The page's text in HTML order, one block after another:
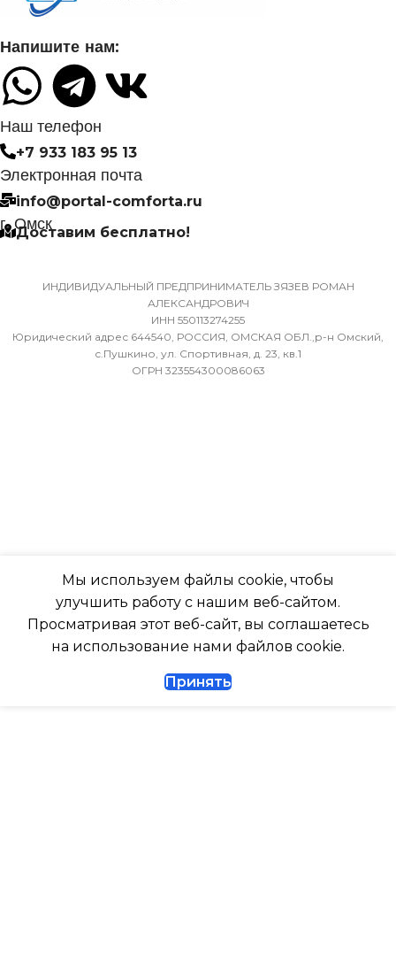
УПРАВЛЕНИЕ C МОБИЛЬНОГО
ПРИЛОЖЕНИЯ ПО WI-FI
Нет
СИСТЕМА
САМОДИАГНОСТИКИ
НЕИСПРАВНОСТИ
Да
(БРУТТО)
36
ТАЙМЕР НА ОТКЛЮЧЕНИЕ
Да
ДИАМЕТР ТРУБ (ЖИДКОСТЬ)
ДИАМЕТР ТРУБ (ГАЗ)
9,52
ХЛАДАГЕНТ
316
Напишите нам:
Наш телефон
+7 933 183 95 13
Электронная почта
info@portal-comforta.ru
г. Омск
Доставим бесплатно!
ИНДИВИДУАЛЬНЫЙ ПРЕДПРИНИМАТЕЛЬ ЗЯЗЕВ РОМАН
АЛЕКСАНДРОВИЧ
ИНН 550113274255
Юридический адрес 644540, РОССИЯ, ОМСКАЯ ОБЛ.,р-н Омский,
с.Пушкино, ул. Спортивная, д. 23, кв.1
ОГРН 323554300086063
Мы используем файлы cookie, чтобы
улучшить работу с нашим веб-сайтом.
Просматривая этот веб-сайт, вы соглашаетесь
на использование нами файлов cookie.
Принять